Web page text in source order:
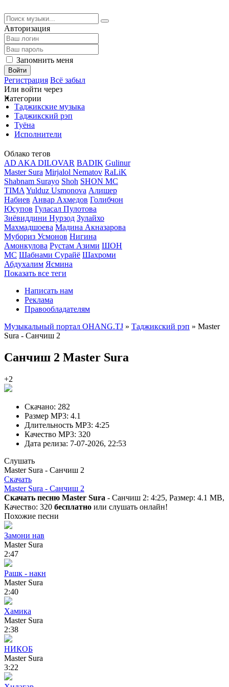
Авторизация
Запомнить меня
Войти
Регистрация Всё забыл
Или войти через
Категории
Таджикские музыка
Таджикский рэп
Туёна
Исполнители
Облако тегов
AD AKA DILOVAR BADIK Gulinur
Master Sura Mirjalol Nematov RaLiK
Shabnam Surayo Shoh SHON MC
TIMA Yulduz Usmonova Алишер
Набиев Анвар Ахмедов Голибчон
Юсупов Гуласал Пулотова
Зиёвиддини Нурзод Зулайхо
Махмадшоева Мадина Акназарова
Мубориз Усмонов Нигина
Амонкулова Рустам Азими ШОН
МС Шабнами Сурайё Шахроми
Абдухалим Ясмина
Показать все теги
Написать нам
Реклама
Правообладателям
Музыкальный портал OHANG.TJ » Таджикский рэп » Master
Sura - Санчиш 2
Санчиш 2 Master Sura
+2
Скачано: 282
Размер MP3: 4.1
Длительность MP3: 4:25
Качество MP3: 320
Дата релиза: 7-07-2026, 22:53
Слушать
Master Sura - Санчиш 2
Скачать
Master Sura - Санчиш 2
Скачать песню Master Sura - Санчиш 2: 4:25, Размер: 4.1 MB,
Качество: 320 бесплатно или слушать онлайн!
Похожие песни
Замони нав
Master Sura
2:47
Рашк - накн
Master Sura
2:40
Хамика
Master Sura
2:38
НИКОБ
Master Sura
3:22